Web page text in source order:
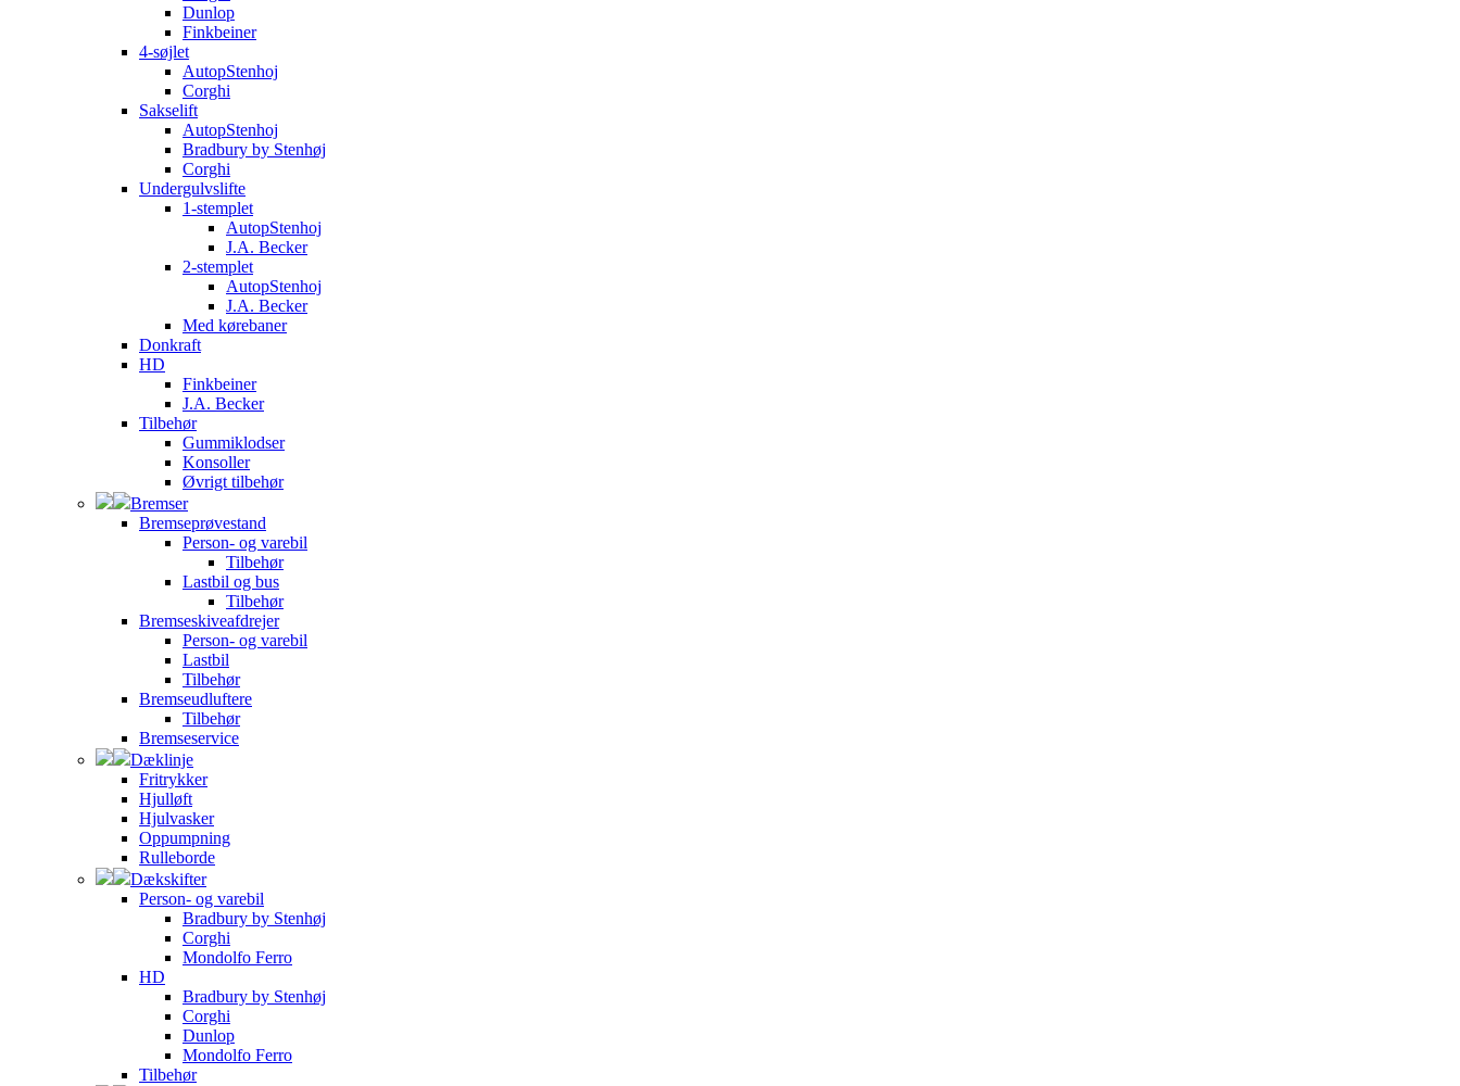
Dunlop
Finkbeiner
4-søjlet
AutopStenhoj
Corghi
Sakselift
AutopStenhoj
Bradbury by Stenhøj
Corghi
Undergulvslifte
1-stemplet
AutopStenhoj
J.A. Becker
2-stemplet
AutopStenhoj
J.A. Becker
Med kørebaner
Donkraft
HD
Finkbeiner
J.A. Becker
Tilbehør
Gummiklodser
Konsoller
Øvrigt tilbehør
Bremser
Bremseprøvestand
Person- og varebil
Tilbehør
Lastbil og bus
Tilbehør
Bremseskiveafdrejer
Person- og varebil
Lastbil
Tilbehør
Bremseudluftere
Tilbehør
Bremseservice
Dæklinje
Fritrykker
Hjulløft
Hjulvasker
Oppumpning
Rulleborde
Dækskifter
Person- og varebil
Bradbury by Stenhøj
Corghi
Mondolfo Ferro
HD
Bradbury by Stenhøj
Corghi
Dunlop
Mondolfo Ferro
Tilbehør